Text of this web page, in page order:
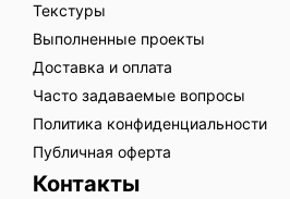
Текстуры
Выполненные проекты
Доставка и оплата
Часто задаваемые вопросы
Политика конфиденциальности
Публичная оферта
Контакты